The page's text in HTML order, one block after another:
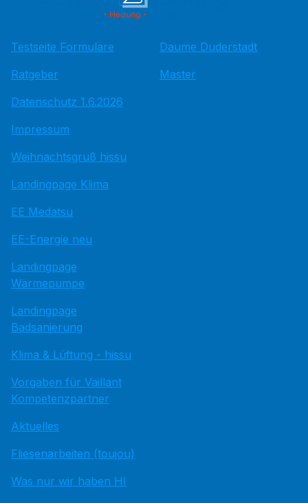
Testseite Formulare
Ratgeber
Datenschutz 1.6.2026
Impressum
Weihnachtsgruß hissu
Landingpage Klima
EE Medatsu
EE-Energie neu
Landingpage
Wärmepumpe
Landingpage
Badsanierung
Klima & Lüftung - hissu
Vorgaben für Vaillant
Kompetenzpartner
Aktuelles
Fliesenarbeiten (toujou)
Was nur wir haben HI
Daume Duderstadt
Master